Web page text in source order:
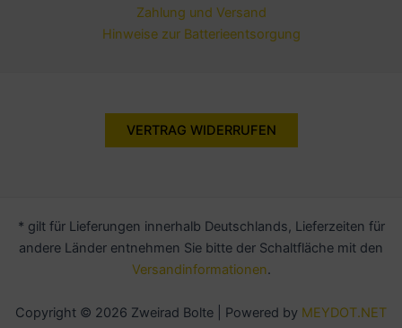
Zahlung und Versand
Hinweise zur Batterieentsorgung
VERTRAG WIDERRUFEN
* gilt für Lieferungen innerhalb Deutschlands, Lieferzeiten für
andere Länder entnehmen Sie bitte der Schaltfläche mit den
Versandinformationen.
Copyright © 2026 Zweirad Bolte | Powered by MEYDOT.NET